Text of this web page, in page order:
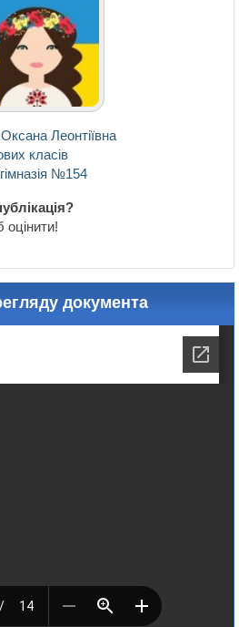
Леонтіївна
класів
№154
оцінити!
документа